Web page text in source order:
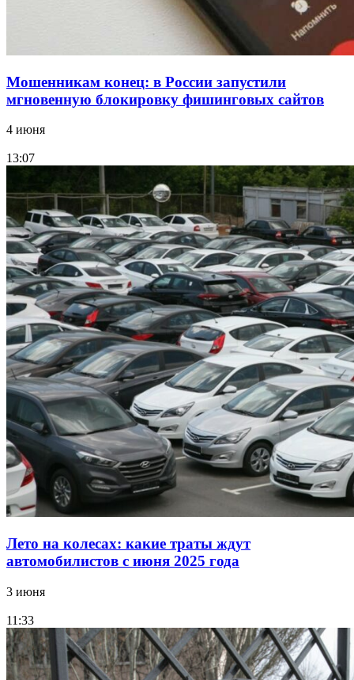
Мошенникам конец: в России запустили
мгновенную блокировку фишинговых сайтов
4 июня
13:07
Лето на колесах: какие траты ждут
автомобилистов с июня 2025 года
3 июня
11:33